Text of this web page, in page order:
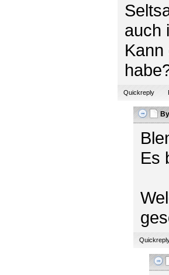
auch
Quickreply
By
Es